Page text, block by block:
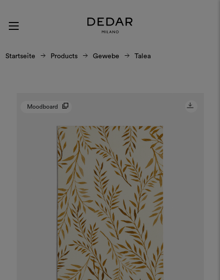
Startseite Products Gewebe Talea
Moodboard